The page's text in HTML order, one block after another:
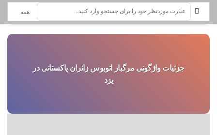
سرویس خبری حادثه
جزئیات واژگونی مرگبار اتوبوس زائران پاکستانی در
یزد